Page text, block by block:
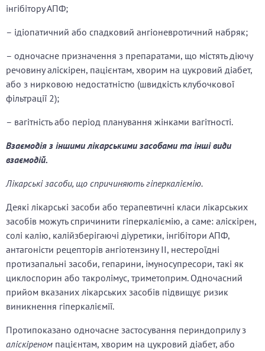
інгібітору АПФ;
– ідіопатичний або спадковий ангіоневротичний набряк;
– одночасне призначення з препаратами, що містять діючу
речовину аліскірен, пацієнтам, хворим на цукровий діабет,
або з нирковою недостатністю (швидкість клубочкової
фільтрації 2);
– вагітність або період планування жінками вагітності.
Взаємодія з іншими лікарськими засобами та інші види
взаємодій.
Лікарські засоби, що спричиняють гіперкаліємію.
Деякі лікарські засоби або терапевтичні класи лікарських
засобів можуть спричинити гіперкаліємію, а саме: аліскірен,
солі калію, калійзберігаючі діуретики, інгібітори АПФ,
антагоністи рецепторів ангіотензину ІІ, нестероїдні
протизапальні засоби, гепарини, імуносупресори, такі як
циклоспорин або такролімус, триметоприм. Одночасний
прийом вказаних лікарських засобів підвищує ризик
виникнення гіперкаліємії.
Протипоказано одночасне застосування периндоприлу з
аліскіреном пацієнтам, хворим на цукровий діабет, або